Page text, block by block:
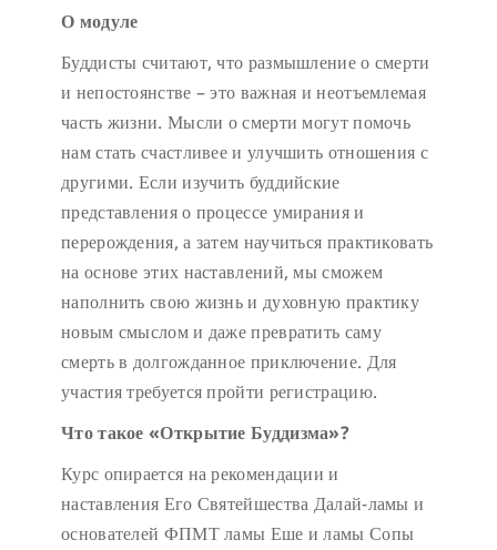
О модуле
Буддисты считают, что размышление о смерти
и непостоянстве – это важная и неотъемлемая
часть жизни. Мысли о смерти могут помочь
нам стать счастливее и улучшить отношения с
другими. Если изучить буддийские
представления о процессе умирания и
перерождения, а затем научиться практиковать
на основе этих наставлений, мы сможем
наполнить свою жизнь и духовную практику
новым смыслом и даже превратить саму
смерть в долгожданное приключение. Для
участия требуется пройти регистрацию.
Что такое «Открытие Буддизма»?
Курс опирается на рекомендации и
наставления Его Святейшества Далай-ламы и
основателей ФПМТ ламы Еше и ламы Сопы